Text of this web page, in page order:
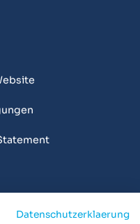
Datenschutzerklaerung